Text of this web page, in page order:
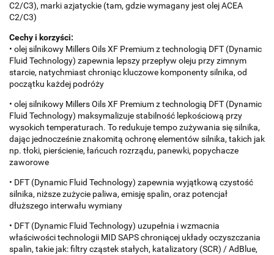
C2/C3), marki azjatyckie (tam, gdzie wymagany jest olej ACEA
C2/C3)
Cechy i korzyści:
• olej silnikowy Millers Oils XF Premium z technologią DFT (Dynamic
Fluid Technology) zapewnia lepszy przepływ oleju przy zimnym
starcie, natychmiast chroniąc kluczowe komponenty silnika, od
początku każdej podróży
• olej silnikowy Millers Oils XF Premium z technologią DFT (Dynamic
Fluid Technology) maksymalizuje stabilność lepkościową przy
wysokich temperaturach. To redukuje tempo zużywania się silnika,
dając jednocześnie znakomitą ochronę elementów silnika, takich jak
np. tłoki, pierścienie, łańcuch rozrządu, panewki, popychacze
zaworowe
• DFT (Dynamic Fluid Technology) zapewnia wyjątkową czystość
silnika, niższe zużycie paliwa, emisję spalin, oraz potencjał
dłuższego interwału wymiany
• DFT (Dynamic Fluid Technology) uzupełnia i wzmacnia
właściwości technologii MID SAPS chroniącej układy oczyszczania
spalin, takie jak: filtry cząstek stałych, katalizatory (SCR) / AdBlue,